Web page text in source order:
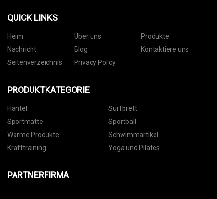
QUICK LINKS
Heim Über uns
Produkte
Nachricht
Blog
Kontaktiere uns
Seitenverzeichnis
Privacy Policy
PRODUKTKATEGORIE
Hantel
Surfbrett
Sportmatte
Sportball
Warme Produkte
Schwimmartikel
Krafttraining
Yoga und Pilates
PARTNERFIRMA